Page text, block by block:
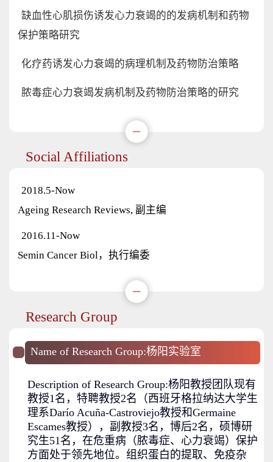
缺血性心肌损伤诱发心力衰竭的的发病机制和药物
保护策略研究
化疗药诱发心力衰竭的病理机制及药物防治策略
脓毒症心力衰竭发病机制及药物防治策略的研究
Social Affiliations
2018.5-Now
Ageing Research Reviews, 副主编
2016.11-Now
Semin Cancer Biol，执行编委
Research Group
Name of Research Group:杨阳实验室
Description of Research Group:杨阳教授团队现有
教授1名，特聘教授2名（西班牙格拉纳达大学生
理系Darío Acuña-Castroviejo教授和Germaine
Escames教授），副教授3名，博后2名，硕博研
究生51名，在危重病（脓毒症、心力衰竭）保护
方面处于领先地位。组织蛋白的提取、免疫杂